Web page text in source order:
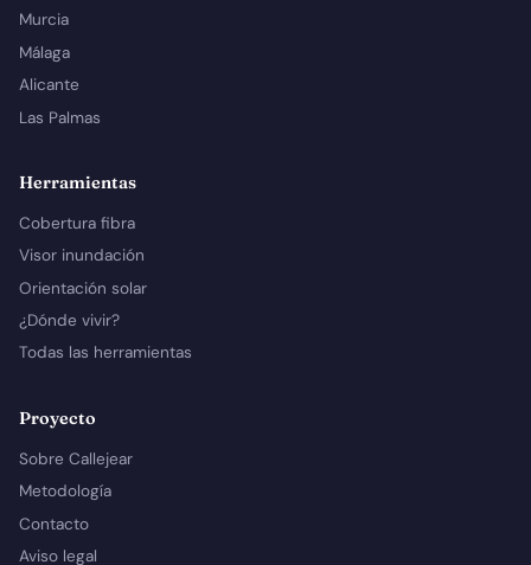
Murcia
Málaga
Alicante
Las Palmas
Herramientas
Cobertura fibra
Visor inundación
Orientación solar
¿Dónde vivir?
Todas las herramientas
Proyecto
Sobre Callejear
Metodología
Contacto
Aviso legal